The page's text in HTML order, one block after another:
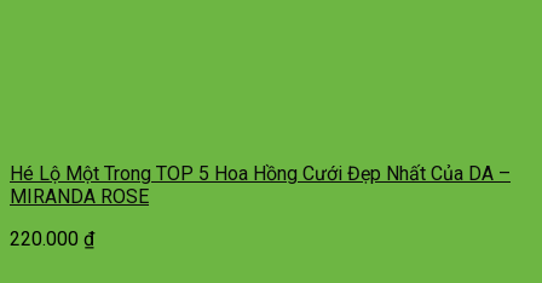
Hé Lộ Một Trong TOP 5 Hoa Hồng Cưới Đẹp Nhất Của DA –
MIRANDA ROSE
220.000 ₫